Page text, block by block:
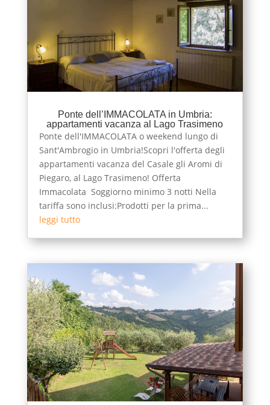
Ponte dell’IMMACOLATA in Umbria:
appartamenti vacanza al Lago Trasimeno
Ponte dell'IMMACOLATA o weekend lungo di
Sant'Ambrogio in Umbria!Scopri l'offerta degli
appartamenti vacanza del Casale gli Aromi di
Piegaro, al Lago Trasimeno! Offerta
Immacolata Soggiorno minimo 3 notti Nella
tariffa sono inclusi:Prodotti per la prima...
leggi tutto